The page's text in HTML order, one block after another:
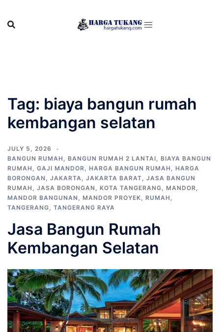
content
Tag: biaya bangun rumah
kembangan selatan
JULY 5, 2026
BANGUN RUMAH , BANGUN RUMAH 2 LANTAI, BIAYA BANGUN
RUMAH , GAJI MANDOR, HARGA BANGUN RUMAH , HARGA
BORONGAN , JAKARTA, JAKARTA BARAT, JASA BANGUN
RUMAH , JASA BORONGAN , KOTA TANGERANG, MANDOR,
MANDOR BANGUNAN , MANDOR PROYEK, RUMAH ,
TANGERANG, TANGERANG RAYA
Jasa Bangun Rumah
Kembangan Selatan